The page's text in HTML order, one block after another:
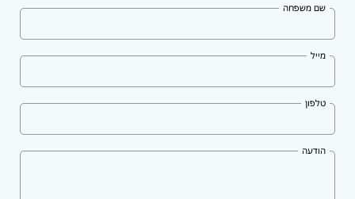
שם משפחה
מייל
טלפון
הודעה